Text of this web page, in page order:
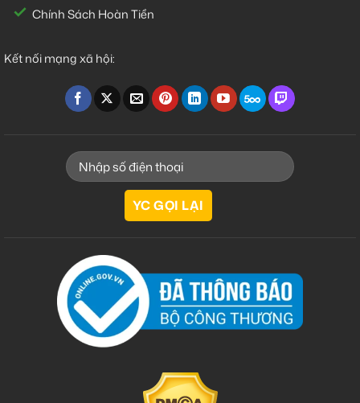
Chính Sách Hoàn Tiền
Kết nối mạng xã hội: